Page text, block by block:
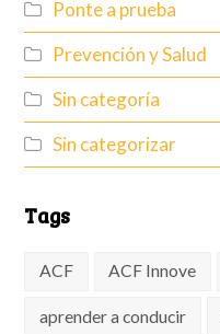
Ponte a prueba
Prevención y Salud
Sin categoría
Sin categorizar
Tags
ACF ACF Innove
aprender a conducir